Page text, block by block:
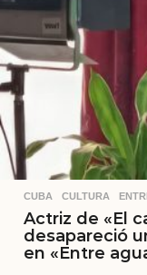
CUBA ,CULTURA ,
Actriz de «El
desapareció
en «Entre